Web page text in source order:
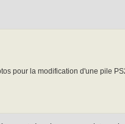
pour la modification d'une pile